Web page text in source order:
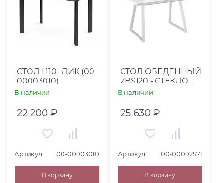
Вьетнам ( 10)
Италия (12
Китай (
Россия (39
Турция (
Высота, см
СТОЛ L110 -ДИК (00-
00003010)
В наличии
22 200 ₽
Артикул 00-00003010
В корзину
СТОЛ ОБЕДЕННЫЙ
ZBS120 - СТЕКЛО
БЕЛОЕ/ОПОРЫ
В наличии
25 630 ₽
Артикул 00-00002571
В корзину